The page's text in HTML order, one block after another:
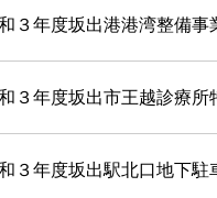
３年度坂出港港湾整備事
３年度坂出市王越診療所
３年度坂出駅北口地下駐